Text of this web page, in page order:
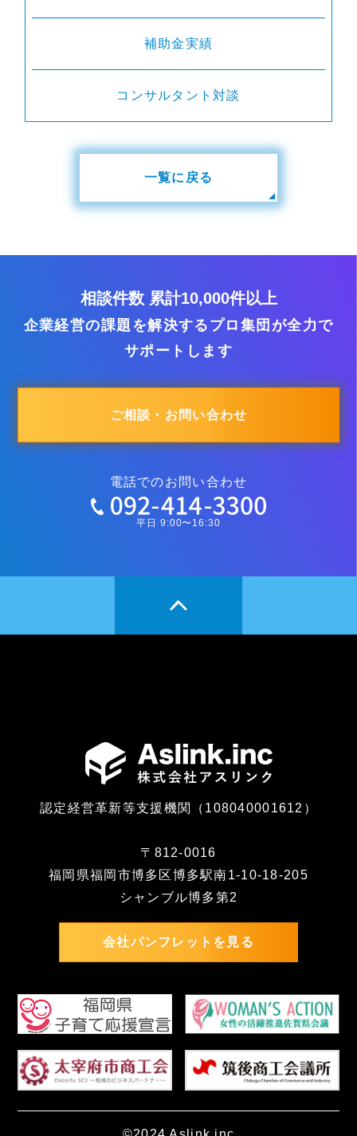
補助金実績
コンサルタント対談
一覧に戻る
相談件数 累計10,000件以上
企業経営の課題を解決するプロ集団が全力で
サポートします
ご相談・お問い合わせ
電話でのお問い合わせ
平日 9:00〜16:30
認定経営革新等支援機関（108040001612）
〒812-0016
福岡県福岡市博多区博多駅南1-10-18-205
シャンブル博多第2
会社パンフレットを見る